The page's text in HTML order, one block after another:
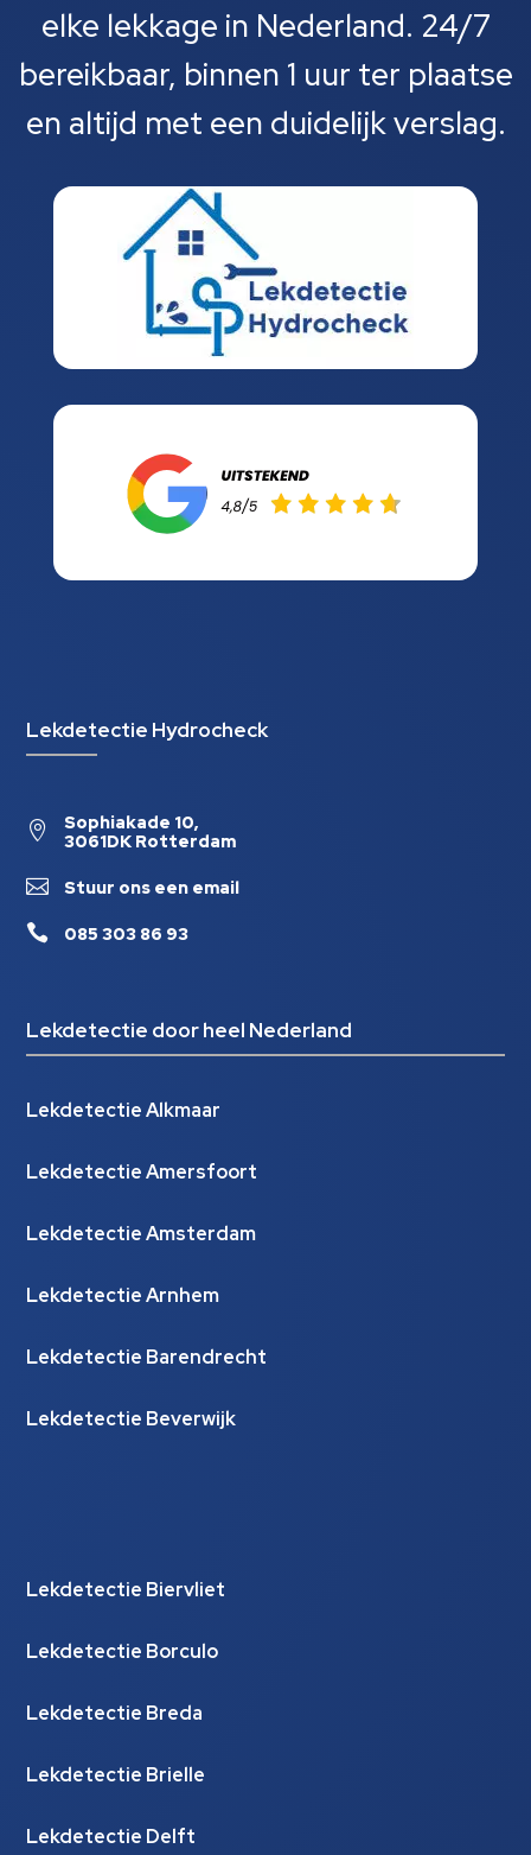
elke lekkage in Nederland. 24/7
bereikbaar, binnen 1 uur ter plaatse
en altijd met een duidelijk verslag.
Lekdetectie Hydrocheck

Sophiakade 10,
3061DK Rotterdam
 Stuur ons een email
 085 303 86 93
Lekdetectie door heel Nederland
Lekdetectie Alkmaar
Lekdetectie Amersfoort
Lekdetectie Amsterdam
Lekdetectie Arnhem
Lekdetectie Barendrecht
Lekdetectie Beverwijk
Lekdetectie Biervliet
Lekdetectie Borculo
Lekdetectie Breda
Lekdetectie Brielle
Lekdetectie Delft